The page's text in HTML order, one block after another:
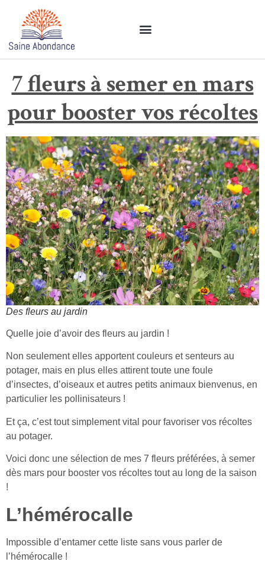
7 fleurs à semer en mars
pour booster vos récoltes
Des fleurs au jardin
Quelle joie d’avoir des fleurs au jardin !
Non seulement elles apportent couleurs et senteurs au
potager, mais en plus elles attirent toute une foule
d’insectes, d’oiseaux et autres petits animaux bienvenus, en
particulier les pollinisateurs !
Et ça, c’est tout simplement vital pour favoriser vos récoltes
au potager.
Voici donc une sélection de mes 7 fleurs préférées, à semer
dès mars pour booster vos récoltes tout au long de la saison
!
L’hémérocalle
Impossible d’entamer cette liste sans vous parler de
l’hémérocalle !